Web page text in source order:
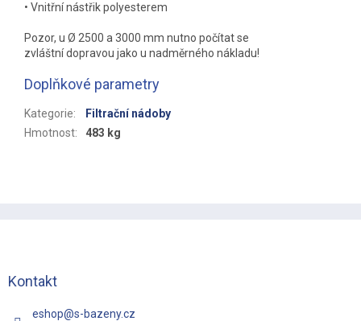
• Vnitřní nástřik polyesterem
Pozor, u Ø 2500 a 3000 mm nutno počítat se
zvláštní dopravou jako u nadměrného nákladu!
Doplňkové parametry
Kategorie:
Filtrační nádoby
Hmotnost: 483 kg
Kontakt
eshop@s-bazeny.cz